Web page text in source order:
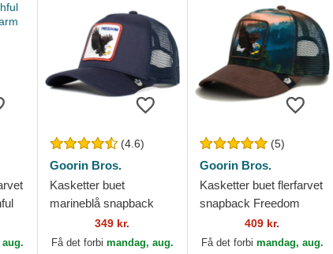
(4.6)
Goorin Bros.
Kasketter buet
marineblå snapback
Freedom Truckin The
Farm Goorin Bros.
349 kr.
Få det forbi mandag, aug.
(5)
Goorin Bros.
Kasketter buet flerfarvet
snapback Freedom
Eagle In The Element
The Farm Goorin Bros.
409 kr.
Få det forbi mandag, aug.